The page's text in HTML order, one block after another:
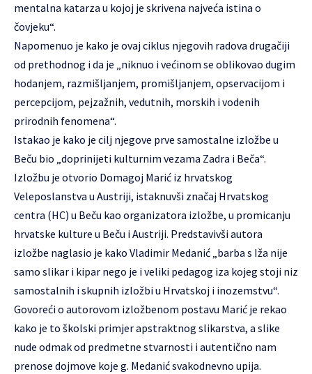
mentalna katarza u kojoj je skrivena najveća istina o
čovjeku“.
Napomenuo je kako je ovaj ciklus njegovih radova drugačiji
od prethodnog i da je „niknuo i većinom se oblikovao dugim
hodanjem, razmišljanjem, promišljanjem, opservacijom i
percepcijom, pejzažnih, vedutnih, morskih i vodenih
prirodnih fenomena“.
Istakao je kako je cilj njegove prve samostalne izložbe u
Beču bio „doprinijeti kulturnim vezama Zadra i Beča“.
Izložbu je otvorio Domagoj Marić iz hrvatskog
Veleposlanstva u Austriji, istaknuvši značaj Hrvatskog
centra (HC) u Beču kao organizatora izložbe, u promicanju
hrvatske kulture u Beču i Austriji. Predstavivši autora
izložbe naglasio je kako Vladimir Medanić „barba s Iža nije
samo slikar i kipar nego je i veliki pedagog iza kojeg stoji niz
samostalnih i skupnih izložbi u Hrvatskoj i inozemstvu“.
Govoreći o autorovom izložbenom postavu Marić je rekao
kako je to školski primjer apstraktnog slikarstva, a slike
nude odmak od predmetne stvarnosti i autentično nam
prenose dojmove koje g. Medanić svakodnevno upija.